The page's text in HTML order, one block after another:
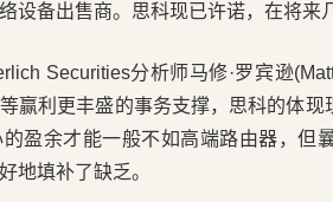
设备出售商。思科现已许诺，在将来
Securities分析师马修·罗宾逊
赢利更丰盛的事务支撑，思科的体
盈余才能一般不如高端路由器，但
地填补了缺乏。